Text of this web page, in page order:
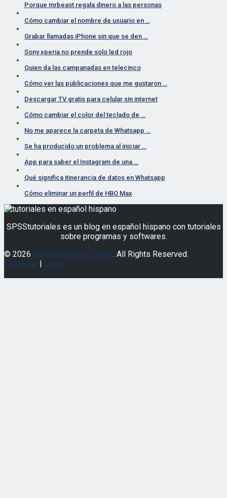
Porque mrbeast regala dinero a las personas
Cómo cambiar el nombre de usuario en …
Grabar llamadas iPhone sin que se den …
Sony xperia no prende solo led rojo
Quien da las campanadas en telecinco
Cómo ver las publicaciones que me gustaron …
Descargar TV gratis para celular sin internet
Cómo cambiar el color del teclado de …
No me aparece la carpeta de Whatsapp …
Se ha producido un problema al iniciar …
App para saber el Instagram de una …
Qué significa itinerancia de datos en Whatsapp
Cómo eliminar un perfil de HBO Max
SPSStutoriales es un blog en español hispano con tutoriales
sobre programas y softwares.
© 2026 Descargar Spss Gratis. All Rights Reserved.
Contactar | Legal